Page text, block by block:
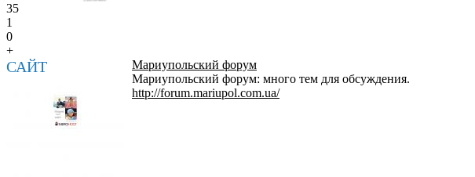
35
1
0
+
САЙТ
Мариупольский форум
Мариупольский форум: много тем для обсуждения.
http://forum.mariupol.com.ua/